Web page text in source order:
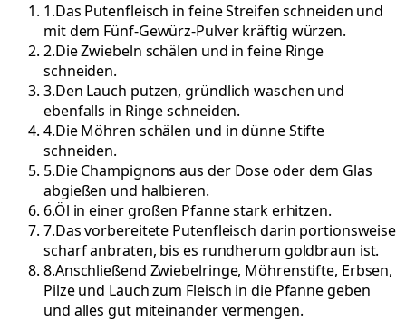
1.Das Putenfleisch in feine Streifen schneiden und
mit dem Fünf-Gewürz-Pulver kräftig würzen.
2.Die Zwiebeln schälen und in feine Ringe
schneiden.
3.Den Lauch putzen, gründlich waschen und
ebenfalls in Ringe schneiden.
4.Die Möhren schälen und in dünne Stifte
schneiden.
5.Die Champignons aus der Dose oder dem Glas
abgießen und halbieren.
6.Öl in einer großen Pfanne stark erhitzen.
7.Das vorbereitete Putenfleisch darin portionsweise
scharf anbraten, bis es rundherum goldbraun ist.
8.Anschließend Zwiebelringe, Möhrenstifte, Erbsen,
Pilze und Lauch zum Fleisch in die Pfanne geben
und alles gut miteinander vermengen.